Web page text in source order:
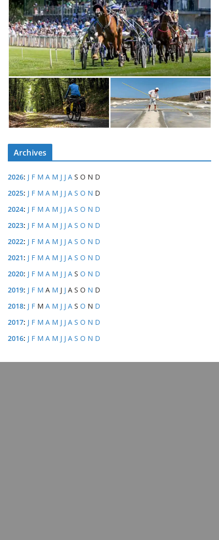
Archives
2026: J F M A M J J A S O N D
2025: J F M A M J J A S O N D
2024: J F M A M J J A S O N D
2023: J F M A M J J A S O N D
2022: J F M A M J J A S O N D
2021: J F M A M J J A S O N D
2020: J F M A M J J A S O N D
2019: J F M A M J J A S O N D
2018: J F M A M J J A S O N D
2017: J F M A M J J A S O N D
2016: J F M A M J J A S O N D